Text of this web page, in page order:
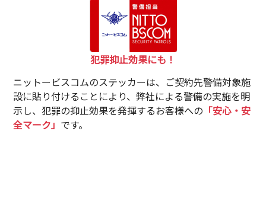
犯罪抑止効果にも！
ニットービスコムのステッカーは、ご契約先警備対象施
設に貼り付けることにより、弊社による警備の実施を明
示し、犯罪の抑止効果を発揮するお客様への 「安心・安
全マーク」 です。